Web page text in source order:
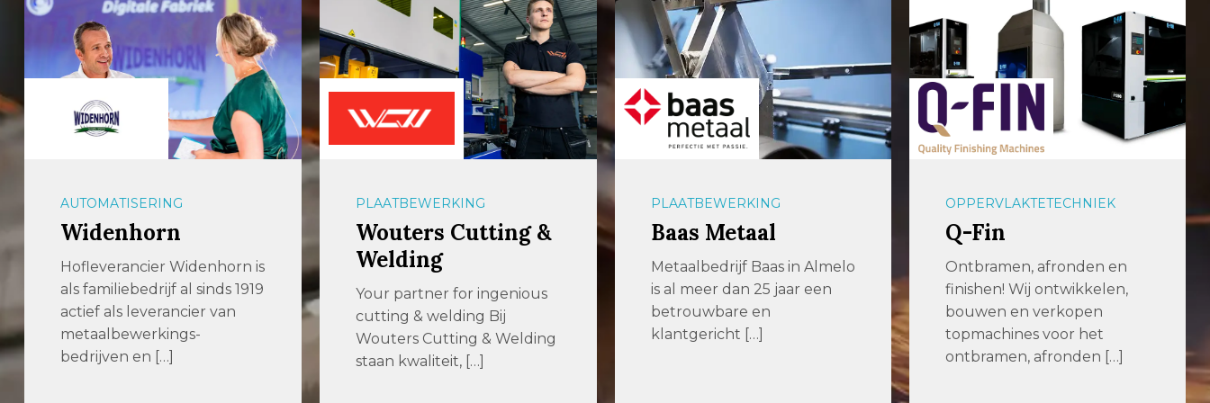
AUTOMATISERING
Widenhorn
Hofleverancier Widenhorn is
als familiebedrijf al sinds 1919
actief als leverancier van
metaalbewerkings-
bedrijven en […]
PLAATBEWERKING
Wouters Cutting &
Welding
Your partner for ingenious
cutting & welding Bij
Wouters Cutting & Welding
staan kwaliteit, […]
PLAATBEWERKING
Baas Metaal
Metaalbedrijf Baas in Almelo
is al meer dan 25 jaar een
betrouwbare en
klantgericht […]
OPPERVLAKTETECHNIEK
Q-Fin
Ontbramen, afronden en
finishen! Wij ontwikkelen,
bouwen en verkopen
topmachines voor het
ontbramen, afronden […]